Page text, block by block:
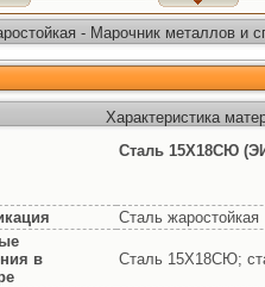
- Марочник металлов и
Характеристика
Сталь 15Х18СЮ
Сталь жаростойкая
в
Сталь 15Х18СЮ;